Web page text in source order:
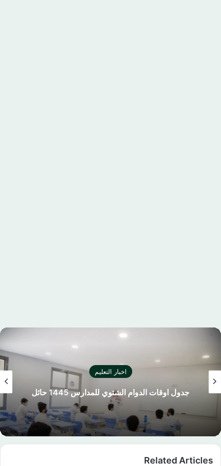
اخبار التعليم
كليشة اختبار نهائي بالشعار الجديد لوزارة التعليم
السعودية
Related Articles